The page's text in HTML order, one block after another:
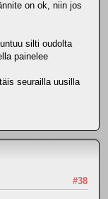
on ok, niin jos
silti oudolta
painelee
seurailla uusilla
#38